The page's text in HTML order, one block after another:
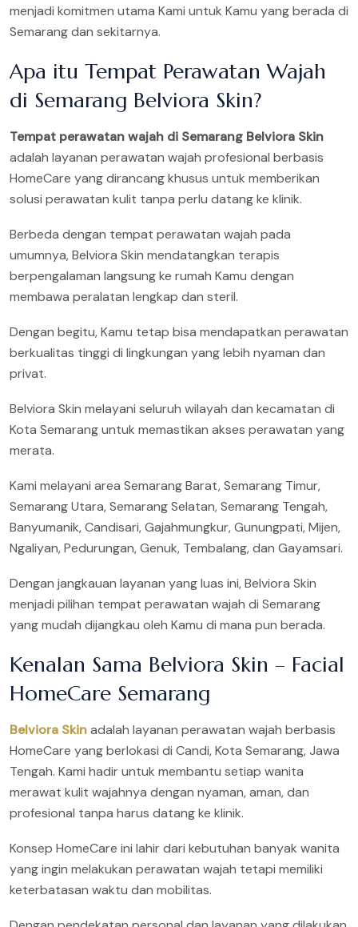
menjadi komitmen utama Kami untuk Kamu yang berada di
Semarang dan sekitarnya.
Apa itu Tempat Perawatan Wajah
di Semarang Belviora Skin?
Tempat perawatan wajah di Semarang Belviora Skin
adalah layanan perawatan wajah profesional berbasis
HomeCare yang dirancang khusus untuk memberikan
solusi perawatan kulit tanpa perlu datang ke klinik.
Berbeda dengan tempat perawatan wajah pada
umumnya, Belviora Skin mendatangkan terapis
berpengalaman langsung ke rumah Kamu dengan
membawa peralatan lengkap dan steril.
Dengan begitu, Kamu tetap bisa mendapatkan perawatan
berkualitas tinggi di lingkungan yang lebih nyaman dan
privat.
Belviora Skin melayani seluruh wilayah dan kecamatan di
Kota Semarang untuk memastikan akses perawatan yang
merata.
Kami melayani area Semarang Barat, Semarang Timur,
Semarang Utara, Semarang Selatan, Semarang Tengah,
Banyumanik, Candisari, Gajahmungkur, Gunungpati, Mijen,
Ngaliyan, Pedurungan, Genuk, Tembalang, dan Gayamsari.
Dengan jangkauan layanan yang luas ini, Belviora Skin
menjadi pilihan tempat perawatan wajah di Semarang
yang mudah dijangkau oleh Kamu di mana pun berada.
Kenalan Sama Belviora Skin – Facial
HomeCare Semarang
Belviora Skinadalah layanan perawatan wajah berbasis
HomeCare yang berlokasi di Candi, Kota Semarang, Jawa
Tengah. Kami hadir untuk membantu setiap wanita
merawat kulit wajahnya dengan nyaman, aman, dan
profesional tanpa harus datang ke klinik.
Konsep HomeCare ini lahir dari kebutuhan banyak wanita
yang ingin melakukan perawatan wajah tetapi memiliki
keterbatasan waktu dan mobilitas.